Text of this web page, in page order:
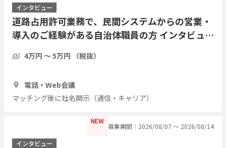
インタビュー
道路占用許可業務で、民間システムからの営業・
導入のご経験がある自治体職員の方 インタビュー
4万円 〜 5万円 （税抜）
電話・Web会議
マッチング後に社名開示（通信・キャリア）
NEW
募集期間：2026/08/07 〜 2026/08/14
インタビュー